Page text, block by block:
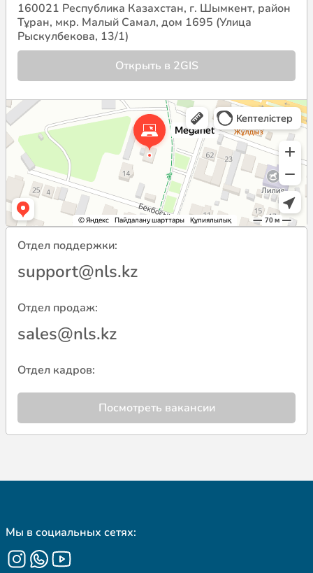
160021 Республика Казахстан, г. Шымкент, район
Тұран, мкр. Малый Самал, дом 1695 (Улица
Рыскулбекова, 13/1)
Открыть в 2GIS
Отдел поддержки:
support@nls.kz
Отдел продаж:
sales@nls.kz
Отдел кадров:
Посмотреть вакансии
Мы в социальных сетях: